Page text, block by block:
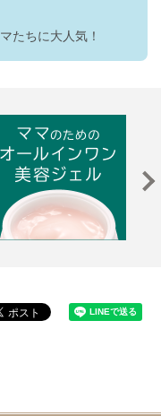
たちに大人気！